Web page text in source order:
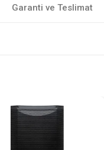
Garanti ve Teslimat